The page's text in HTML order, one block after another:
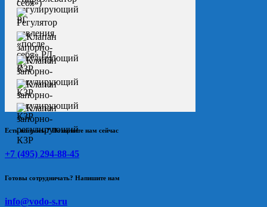
Есть вопросы? Позвоните нам сейчас
+7 (495) 294-88-45
Готовы сотрудничать? Напишите нам
info@vodo-s.ru